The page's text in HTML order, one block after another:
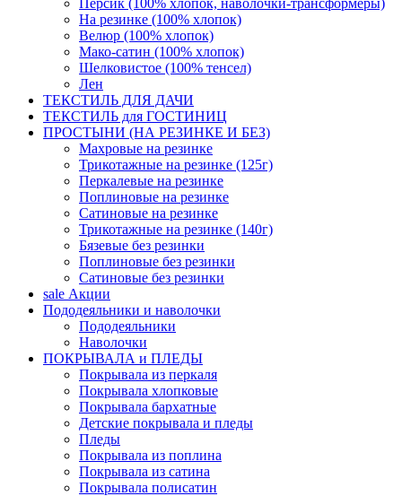
На резинке (100% хлопок)
Велюр (100% хлопок)
Мако-сатин (100% хлопок)
Шелковистое (100% тенсел)
Лен
ТЕКСТИЛЬ ДЛЯ ДАЧИ
ТЕКСТИЛЬ для ГОСТИНИЦ
ПРОСТЫНИ (НА РЕЗИНКЕ И БЕЗ)
Махровые на резинке
Трикотажные на резинке (125г)
Перкалевые на резинке
Поплиновые на резинке
Сатиновые на резинке
Трикотажные на резинке (140г)
Бязевые без резинки
Поплиновые без резинки
Сатиновые без резинки
sale Акции
Пододеяльники и наволочки
Пододеяльники
Наволочки
ПОКРЫВАЛА и ПЛЕДЫ
Покрывала из перкаля
Покрывала хлопковые
Покрывала бархатные
Детские покрывала и пледы
Пледы
Покрывала из поплина
Покрывала из сатина
Покрывала полисатин